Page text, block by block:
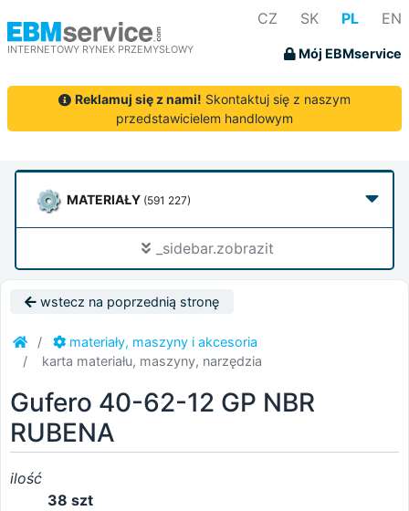
INTERNETOWY RYNEK PRZEMYSŁOWY
CZ SK PL EN
Mój EBMservice
Reklamuj się z nami! Skontaktuj się z naszym
przedstawicielem handlowym
MATERIAŁY (591 227)
_sidebar.zobrazit
wstecz na poprzednią stronę
materiały, maszyny i akcesoria
karta materiału, maszyny, narzędzia
Gufero 40-62-12 GP NBR
RUBENA
ilość
38 szt